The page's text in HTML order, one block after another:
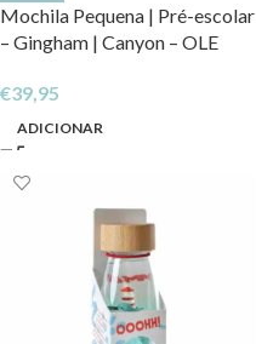
Mochila Pequena | Pré-escolar
– Gingham | Canyon – OLE
€39,95
ADICIONAR